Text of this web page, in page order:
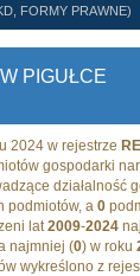
FORMY PRAWNE)
PIGUŁCE
2024 w rejestrze
gospodarki
działalność
podmiotów, a 0
lat2009-2024
najmniej (0) w roku
wykreślono z